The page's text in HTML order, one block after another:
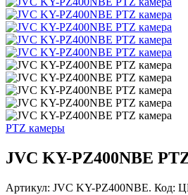
PTZ камеры
JVC KY-PZ400NBE
Артикул: JVC KY-PZ400NBE. Код: